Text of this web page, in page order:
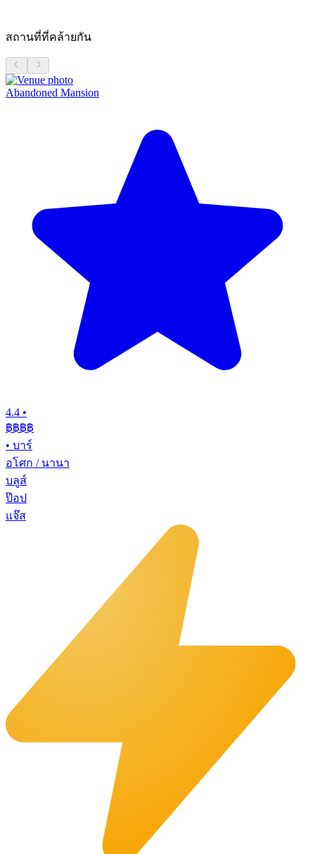
สถานที่ที่คล้ายกัน
Abandoned Mansion
4.4 •
฿฿฿฿
• บาร์
อโศก / นานา
บลูส์
ป๊อป
แจ๊ส